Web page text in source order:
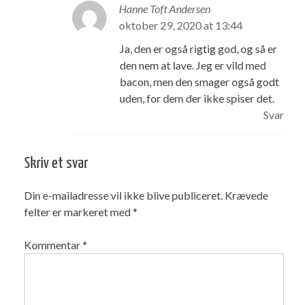
Hanne Toft Andersen
oktober 29, 2020 at 13:44
Ja, den er også rigtig god, og så er
den nem at lave. Jeg er vild med
bacon, men den smager også godt
uden, for dem der ikke spiser det.
Svar
Skriv et svar
Din e-mailadresse vil ikke blive publiceret. Krævede
felter er markeret med*
Kommentar*